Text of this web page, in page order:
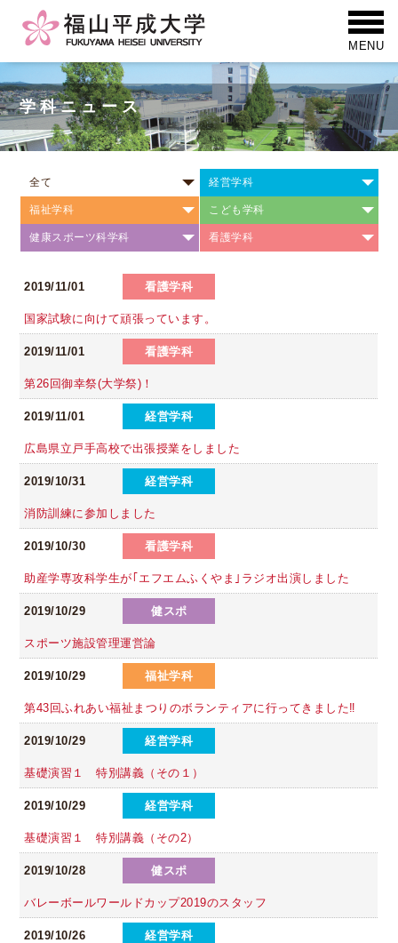
学科ニュース
全て 経営学科
福祉学科 こども学科
健康スポーツ科学科 看護学科
2019/11/01 看護学科
国家試験に向けて頑張っています。
2019/11/01 看護学科
第26回御幸祭(大学祭)！
2019/11/01 経営学科
広島県立戸手高校で出張授業をしました
2019/10/31 経営学科
消防訓練に参加しました
2019/10/30 看護学科
助産学専攻科学生が｢エフエムふくやま｣ラジオ出演しました
2019/10/29 健スポ
スポーツ施設管理運営論
2019/10/29 福祉学科
第43回ふれあい福祉まつりのボランティアに行ってきました‼
2019/10/29 経営学科
基礎演習１ 特別講義（その１）
2019/10/29 経営学科
基礎演習１ 特別講義（その2）
2019/10/28 健スポ
バレーボールワールドカップ2019のスタッフ
2019/10/26 経営学科